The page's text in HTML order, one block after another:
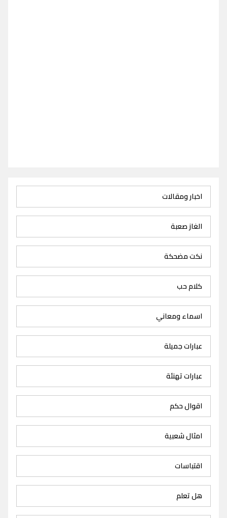
اخبار ومقالات
الغاز صعبة
نكت مضحكة
كلام حب
اسماء ومعاني
عبارات جميلة
عبارات تهنئة
اقوال حكم
امثال شعبية
اقتباسات
هل تعلم